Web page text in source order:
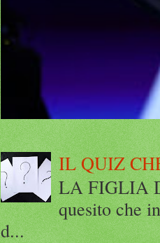
IL QUIZ
LA FIGLIA
quesito che
d...